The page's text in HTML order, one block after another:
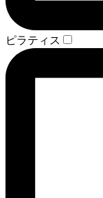
ピラティス